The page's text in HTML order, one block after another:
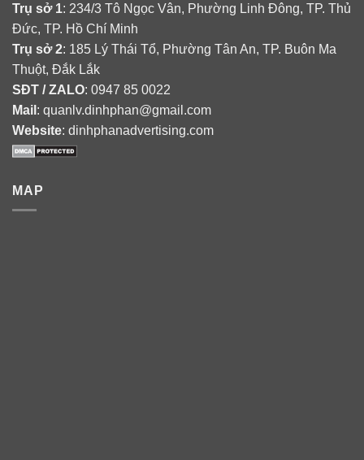
Trụ sở 1: 234/3 Tô Ngọc Vân, Phường Linh Đông, TP. Thủ
Đức, TP. Hồ Chí Minh
Trụ sở 2: 185 Lý Thái Tổ, Phường Tân An, TP. Buôn Ma
Thuột, Đắk Lắk
SĐT / ZALO: 0947 85 0022
Mail : quanlv.dinhphan@gmail.com
Website: dinhphanadvertising.com
MAP